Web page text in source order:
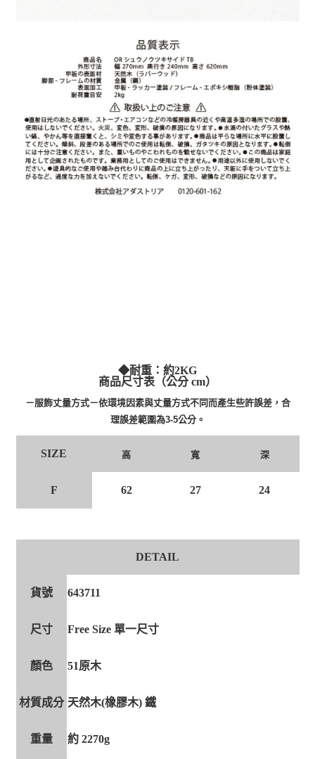
◆耐重：約2KG
商品尺寸表（公分 cm）
－服飾丈量方式－依環境因素與丈量方式不同而產生些許誤差，合
理誤差範圍為3-5公分。
SIZE 高 寬 深
F 62 27 24
DETAIL
貨號 643711
尺寸 Free Size 單一尺寸
顏色 51原木
材質成分 天然木(橡膠木) 鐵
重量 約 2270g